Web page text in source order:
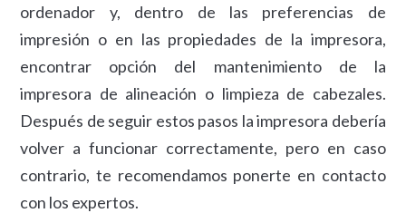
ordenador y, dentro de las preferencias de
impresión o en las propiedades de la impresora,
encontrar opción del mantenimiento de la
impresora de alineación o limpieza de cabezales.
Después de seguir estos pasos la impresora debería
volver a funcionar correctamente, pero en caso
contrario, te recomendamos ponerte en contacto
con los expertos.